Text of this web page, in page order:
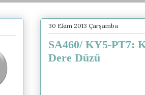
30 Ekim 2013 Çarşamba
SA460/ KY5-PT7:
Dere Düzü